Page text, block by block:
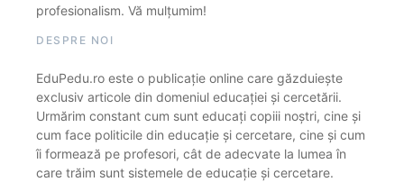
profesionalism. Vă mulțumim!
DESPRE NOI
EduPedu.ro este o publicație online care găzduiește
exclusiv articole din domeniul educației și cercetării.
Urmărim constant cum sunt educați copiii noștri, cine și
cum face politicile din educație și cercetare, cine și cum
îi formează pe profesori, cât de adecvate la lumea în
care trăim sunt sistemele de educație și cercetare.